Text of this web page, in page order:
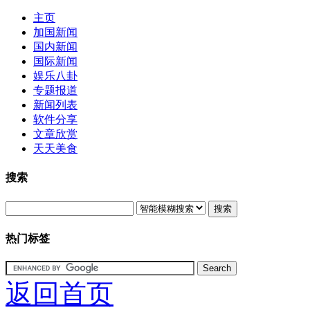
主页
加国新闻
国内新闻
国际新闻
娱乐八卦
专题报道
新闻列表
软件分享
文章欣赏
天天美食
搜索
搜索
热门标签
返回首页